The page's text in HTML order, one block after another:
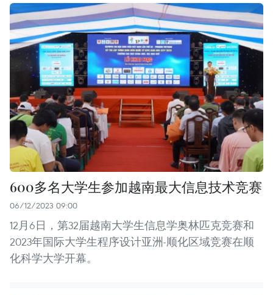
600多名大学生参加越南最大信息技术竞赛
06/12/2023 09:00
12月6日，第32届越南大学生信息学奥林匹克竞赛和
2023年国际大学生程序设计亚洲-顺化区域竞赛在顺
化科学大学开幕。